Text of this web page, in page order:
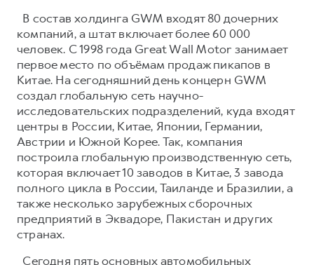
В состав холдинга GWM входят 80 дочерних
компаний, а штат включает более 60 000
человек. С 1998 года Great Wall Motor занимает
первое место по объёмам продаж пикапов в
Китае. На сегодняшний день концерн GWM
создал глобальную сеть научно-
исследовательских подразделений, куда входят
центры в России, Китае, Японии, Германии,
Австрии и Южной Корее. Так, компания
построила глобальную производственную сеть,
которая включает 10 заводов в Китае, 3 завода
полного цикла в России, Таиланде и Бразилии, а
также несколько зарубежных сборочных
предприятий в Эквадоре, Пакистан и других
странах.
Сегодня пять основных автомобильных